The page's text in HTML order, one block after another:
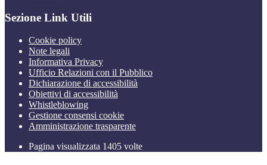
Sezione Link Utili
Cookie policy
Note legali
Informativa Privacy
Ufficio Relazioni con il Pubblico
Dichiarazione di accessibilità
Obiettivi di accessibilità
Whistleblowing
Gestione consensi cookie
Amministrazione trasparente
Pagina visualizzata 1405 volte